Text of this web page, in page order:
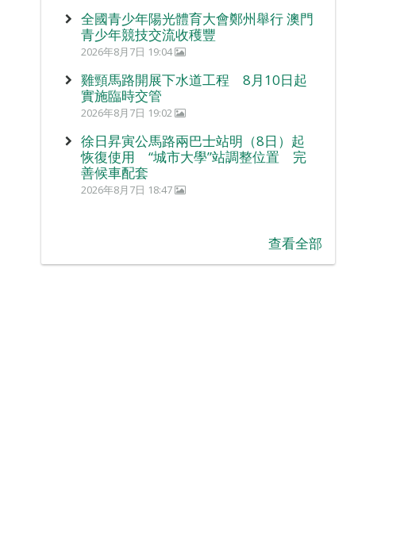
全國青少年陽光體育大會鄭州舉行 澳門
青少年競技交流收穫豐
2026年8月7日 19:04
雞頸馬路開展下水道工程 8月10日起
實施臨時交管
2026年8月7日 19:02
徐日昇寅公馬路兩巴士站明（8日）起
恢復使用 “城市大學”站調整位置 完
善候車配套
2026年8月7日 18:47
查看全部